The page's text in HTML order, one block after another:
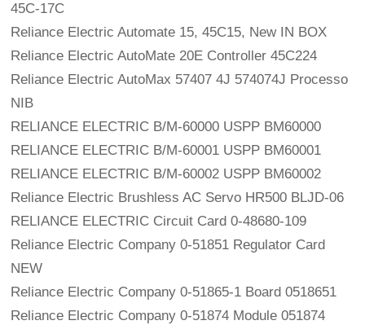
45C-17C
Reliance Electric Automate 15, 45C15, New IN BOX
Reliance Electric AutoMate 20E Controller 45C224
Reliance Electric AutoMax 57407 4J 574074J Processo
NIB
RELIANCE ELECTRIC B/M-60000 USPP BM60000
RELIANCE ELECTRIC B/M-60001 USPP BM60001
RELIANCE ELECTRIC B/M-60002 USPP BM60002
Reliance Electric Brushless AC Servo HR500 BLJD-06
RELIANCE ELECTRIC Circuit Card 0-48680-109
Reliance Electric Company 0-51851 Regulator Card
NEW
Reliance Electric Company 0-51865-1 Board 0518651
Reliance Electric Company 0-51874 Module 051874